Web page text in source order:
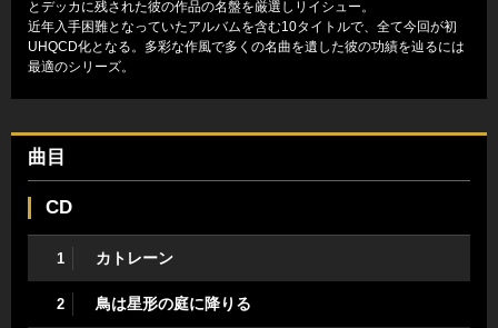
とデッカに残された彼の作品の名盤を厳選しリイシュー。
近年入手困難となっていたアルバムを含む10タイトルで、全て今回が初
UHQCD化となる。多彩な作風で多くの名曲を遺した彼の功績を辿るには
最適のシリーズ。
曲目
CD
1 カトレーン
2 鳥は星形の庭に降りる